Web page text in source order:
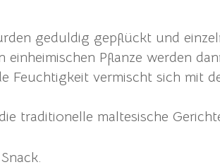
geduldig gepflückt und
Pflanze werden
Feuchtigkeit vermischt sich mit
traditionelle maltesische